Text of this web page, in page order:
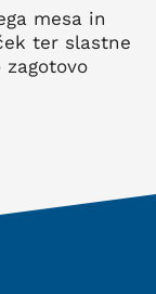
mesa in
ter slastne